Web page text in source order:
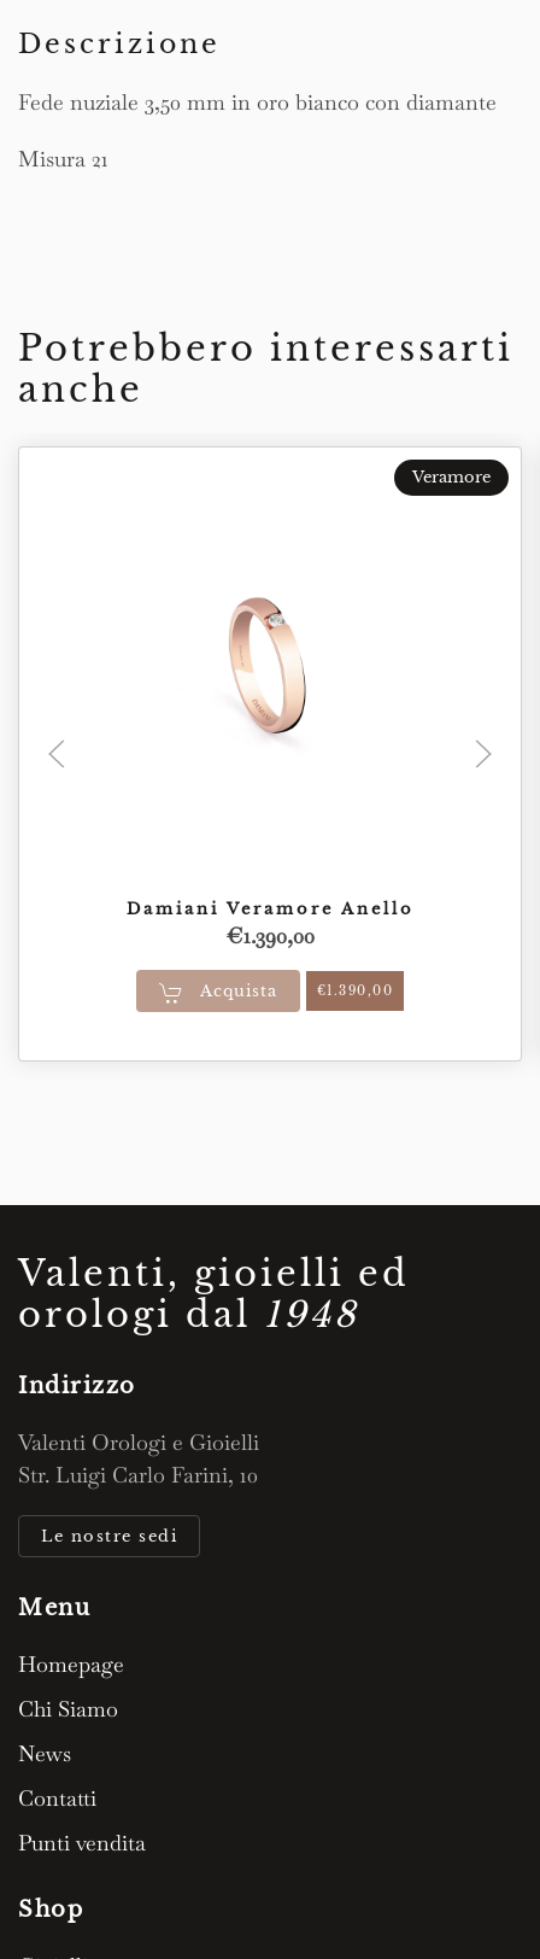
Descrizione
Fede nuziale 3,50 mm in oro bianco con diamante
Misura 21
Potrebbero interessarti
anche
Damiani Veramore Anello
€1.390,00
Acquista €1.390,00
Veramore
Valenti, gioielli ed
orologi dal 1948
Indirizzo
Valenti Orologi e Gioielli
Str. Luigi Carlo Farini, 10
Le nostre sedi
Menu
Homepage
Chi Siamo
News
Contatti
Punti vendita
Shop